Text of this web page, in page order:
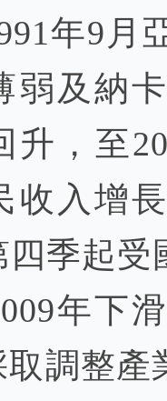
年9月
弱及納
升，至
收入增
四季起
年下
取調整